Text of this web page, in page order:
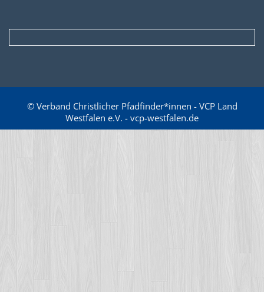
© Verband Christlicher Pfadfinder*innen - VCP Land
Westfalen e.V. - vcp-westfalen.de